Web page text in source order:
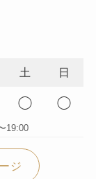
土 日
◯ ◯
19:00
ジ